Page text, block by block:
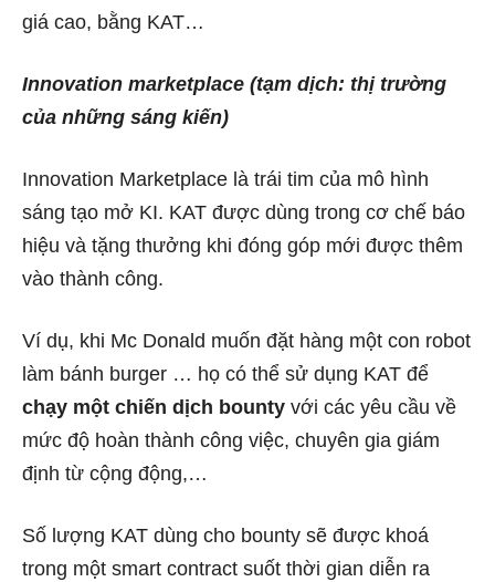
giá cao, bằng KAT…
Innovation marketplace (tạm dịch: thị trường
của những sáng kiến)
Innovation Marketplace là trái tim của mô hình
sáng tạo mở KI. KAT được dùng trong cơ chế báo
hiệu và tặng thưởng khi đóng góp mới được thêm
vào thành công.
Ví dụ, khi Mc Donald muốn đặt hàng một con robot
làm bánh burger … họ có thể sử dụng KAT để
chạy một chiến dịch bounty với các yêu cầu về
mức độ hoàn thành công việc, chuyên gia giám
định từ cộng động,…
Số lượng KAT dùng cho bounty sẽ được khoá
trong một smart contract suốt thời gian diễn ra